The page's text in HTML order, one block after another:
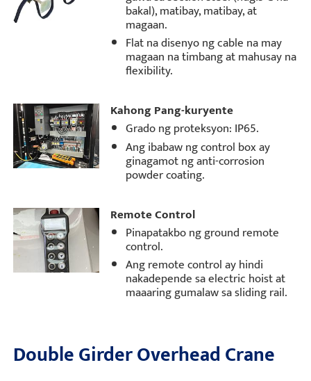
bakal), matibay, matibay, at
magaan.
Flat na disenyo ng cable na may
magaan na timbang at mahusay na
flexibility.
Kahong Pang-kuryente
Grado ng proteksyon: IP65.
Ang ibabaw ng control box ay
ginagamot ng anti-corrosion
powder coating.
Remote Control
Pinapatakbo ng ground remote
control.
Ang remote control ay hindi
nakadepende sa electric hoist at
maaaring gumalaw sa sliding rail.
Double Girder Overhead Crane